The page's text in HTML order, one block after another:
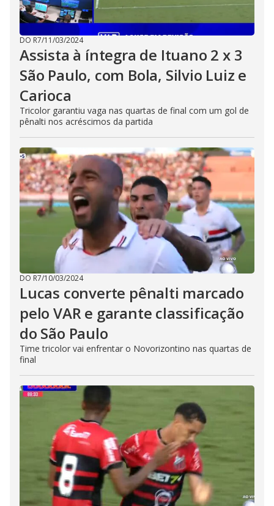
DO R7/11/03/2024
Assista à íntegra de Ituano 2 x 3
São Paulo, com Bola, Silvio Luiz e
Carioca
Tricolor garantiu vaga nas quartas de final com um gol de
pênalti nos acréscimos da partida
DO R7/10/03/2024
Lucas converte pênalti marcado
pelo VAR e garante classificação
do São Paulo
Time tricolor vai enfrentar o Novorizontino nas quartas de
final